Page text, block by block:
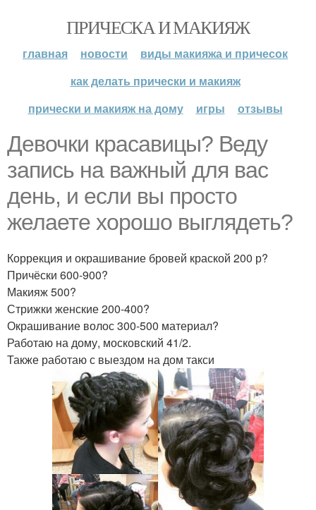
ПРИЧЕСКА И МАКИЯЖ
главная новости
виды макияжа и причесок
как делать прически и макияж
прически и макияж на дому
игры отзывы
Девочки красавицы? Веду
запись на важный для вас
день, и если вы просто
желаете хорошо выглядеть?
Коррекция и окрашивание бровей краской 200 р?
Причёски 600-900?
Макияж 500?
Стрижки женские 200-400?
Окрашивание волос 300-500 материал?
Работаю на дому, московский 41/2.
Также работаю с выездом на дом такси